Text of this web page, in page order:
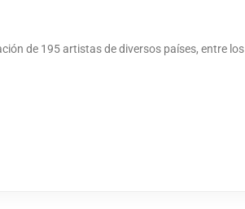
de 195 artistas de diversos países, entre los